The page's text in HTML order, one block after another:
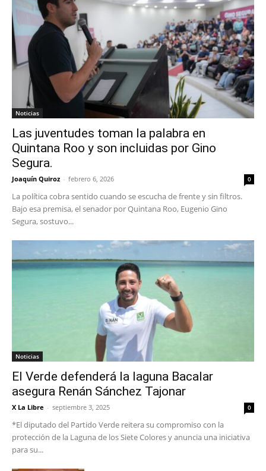
Noticias
Las juventudes toman la palabra en
Quintana Roo y son incluidas por Gino
Segura.
Joaquín Quiroz - febrero 6, 2026 0
La política cobra sentido cuando se escucha de frente y sin filtros.
Bajo esa premisa, el senador por Quintana Roo, Eugenio Gino
Segura, sostuvo...
Noticias
El Verde defenderá la laguna Bacalar
asegura Renán Sánchez Tajonar
X La Libre - septiembre 3, 2025 0
*El diputado del Partido Verde reitera su compromiso con la
protección de la Laguna de los Siete Colores y anuncia una iniciativa
para su...